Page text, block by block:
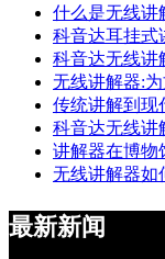
什么是无线讲
科音达耳挂式
科音达无线讲
无线讲解器:
传统讲解到现
科音达无线讲
讲解器在博物
无线讲解器如
最新新闻